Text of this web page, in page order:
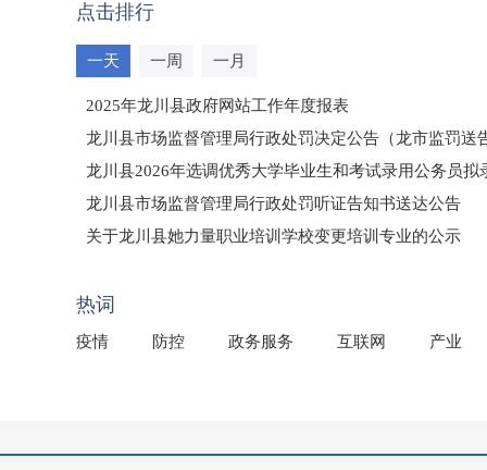
点击排行
一天 一周 一月
2025年龙川县政府网站工作年度报表
龙川县市场监督管理局行政处罚决定公告（龙市监罚送
龙川县2026年选调优秀大学毕业生和考试录用公务员拟
龙川县市场监督管理局行政处罚听证告知书送达公告
（龙市监罚送告〔2026〕71号）
关于龙川县她力量职业培训学校变更培训专业的公示
热词
疫情 防控 政务服务 互联网 产业